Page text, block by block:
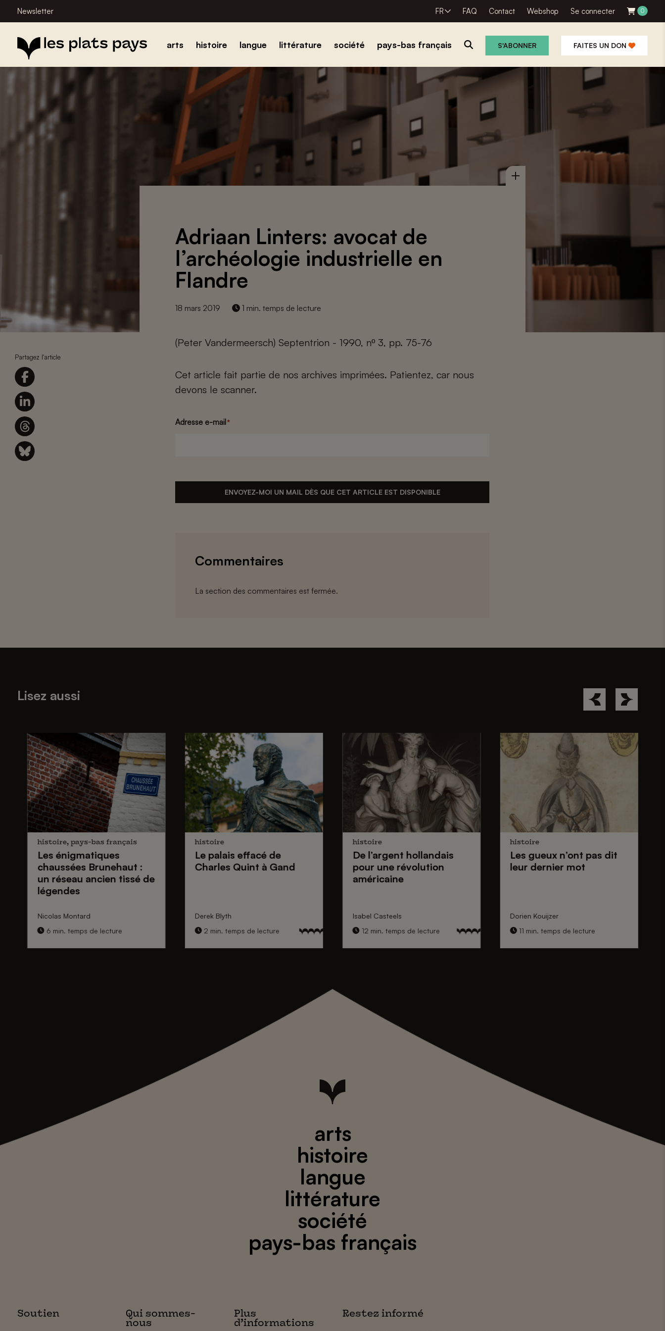
Newsletter FR FAQ Contact Webshop Se connecter 0
arts histoire langue littérature société pays-bas français S'ABONNER FAITES UN DON
Partagez l'article
Adriaan Linters: avocat de
l’archéologie industrielle en
Flandre
18 mars 2019 1 min. temps de lecture
(Peter Vandermeersch) Septentrion - 1990, nº 3, pp. 75-76
Cet article fait partie de nos archives imprimées. Patientez, car nous
devons le scanner.
Adresse e-mail *
ENVOYEZ-MOI UN MAIL DÈS QUE CET ARTICLE EST DISPONIBLE
Commentaires
La section des commentaires est fermée.
Lisez aussi
histoire, pays-bas français
Les énigmatiques
chaussées Brunehaut :
un réseau ancien tissé de
légendes
Nicolas Montard
6 min. temps de lecture
histoire
Le palais effacé de
Charles Quint à Gand
Derek Blyth
2 min. temps de lecture
histoire
De l’argent hollandais
pour une révolution
américaine
Isabel Casteels
12 min. temps de lecture
histoire
Les gueuxn’ont pas dit
leur dernier mot
Dorien Kouijzer
11 min. temps de lecture
arts
histoire
langue
littérature
société
pays-bas français
Soutien
Qui sommes-
nous
Plus
d’informations
Restez informé